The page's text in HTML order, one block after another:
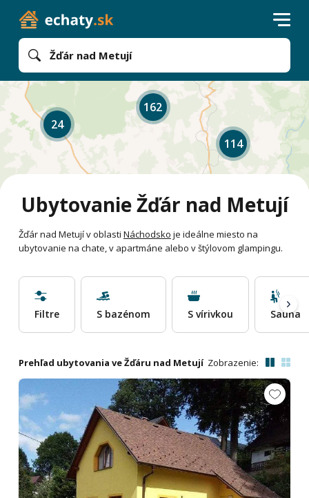
Žďár nad Metují
24
162
114
Ubytovanie Žďár nad Metují
Žďár nad Metují v oblasti Náchodsko je ideálne miesto na
ubytovanie na chate, v apartmáne alebo v štýlovom glampingu.
Filtre S bazénom S vírivkou Sauna
Prehľad ubytovania ve Žďáru nad Metují Zobrazenie: